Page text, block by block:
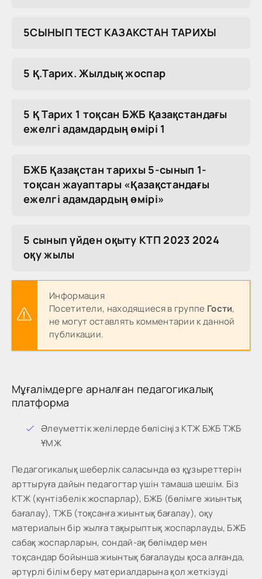
5СЫНЫП ТЕСТ КАЗАКСТАН ТАРИХЫ
5 Қ.Тарих. Жылдық жоспар
5 Қ Тарих 1 тоқсан БЖБ Қазақстандағы
ежелгі адамдардың өмірі 1
БЖБ Қазақстан тарихы 5-сынып 1-
тоқсан жауаптары «Қазақстандағы
ежелгі адамдардың өмірі»
5 сынып үйден оқыту КТП 2023 2024
оқу жылы
Информация
Посетители, находящиеся в группе Гости,
не могут оставлять комментарии к данной
публикации.
Мұғалімдерге арналған педагогикалық
платформа
Әлеуметтік желілерде бөлісіңіз КТЖ БЖБ ТЖБ
ҰМЖ
Педагогикалық шеберлік саласында өз құзыреттерін
арттыруға дайын педагогтар үшін тамаша шешім. Біз
КТЖ (күнтізбелік жоспарлар), БЖБ (бөлімге жиынтық
бағалау), ТЖБ (тоқсанға жиынтық бағалау), оқу
материалын бір жылға тақырыптық жоспарлауды, БЖБ
сабақ жоспарларын, сондай-ақ бөлімдер мен
тоқсандар бойынша жиынтық бағалауды қоса алғанда,
әртүрлі білім беру материалдарына қол жеткізуді